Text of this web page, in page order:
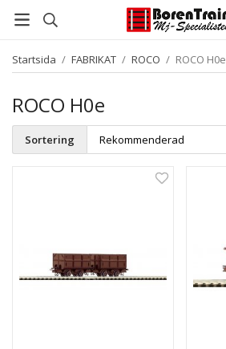
Startsida / FABRIKAT / ROCO / ROCO H0e
ROCO H0e
Sortering